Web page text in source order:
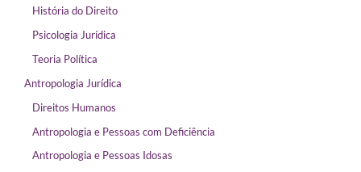
História do Direito
Psicologia Jurídica
Teoria Política
Antropologia Jurídica
Direitos Humanos
Antropologia e Pessoas com Deficiência
Antropologia e Pessoas Idosas